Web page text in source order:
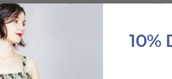
Contorno caderas hasta 120
10%